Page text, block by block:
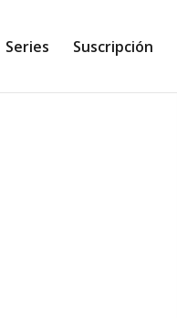
Series Suscripción